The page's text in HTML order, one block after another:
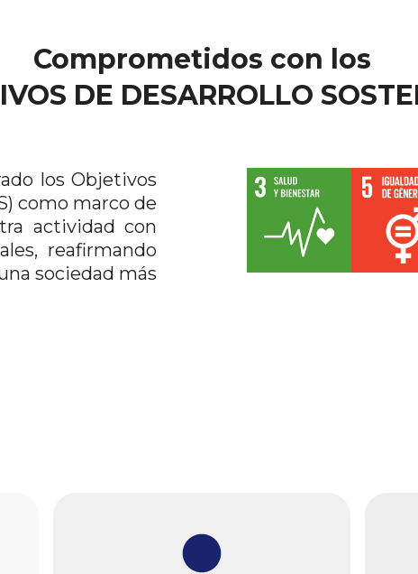
Comprometidos con los
DE DESARROLLO
los Objetivos
como marco de
actividad con
reafirmando
sociedad más